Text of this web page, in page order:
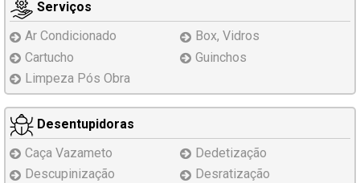
Serviços
Ar Condicionado
Box, Vidros
Cartucho
Guinchos
Limpeza Pós Obra
Desentupidoras
Caça Vazameto
Dedetização
Descupinização
Desratização